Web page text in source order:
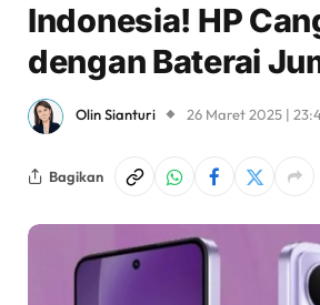
Indonesia! HP
dengan Baterai
Olin Sianturi 26 Maret 2025 |
Bagikan